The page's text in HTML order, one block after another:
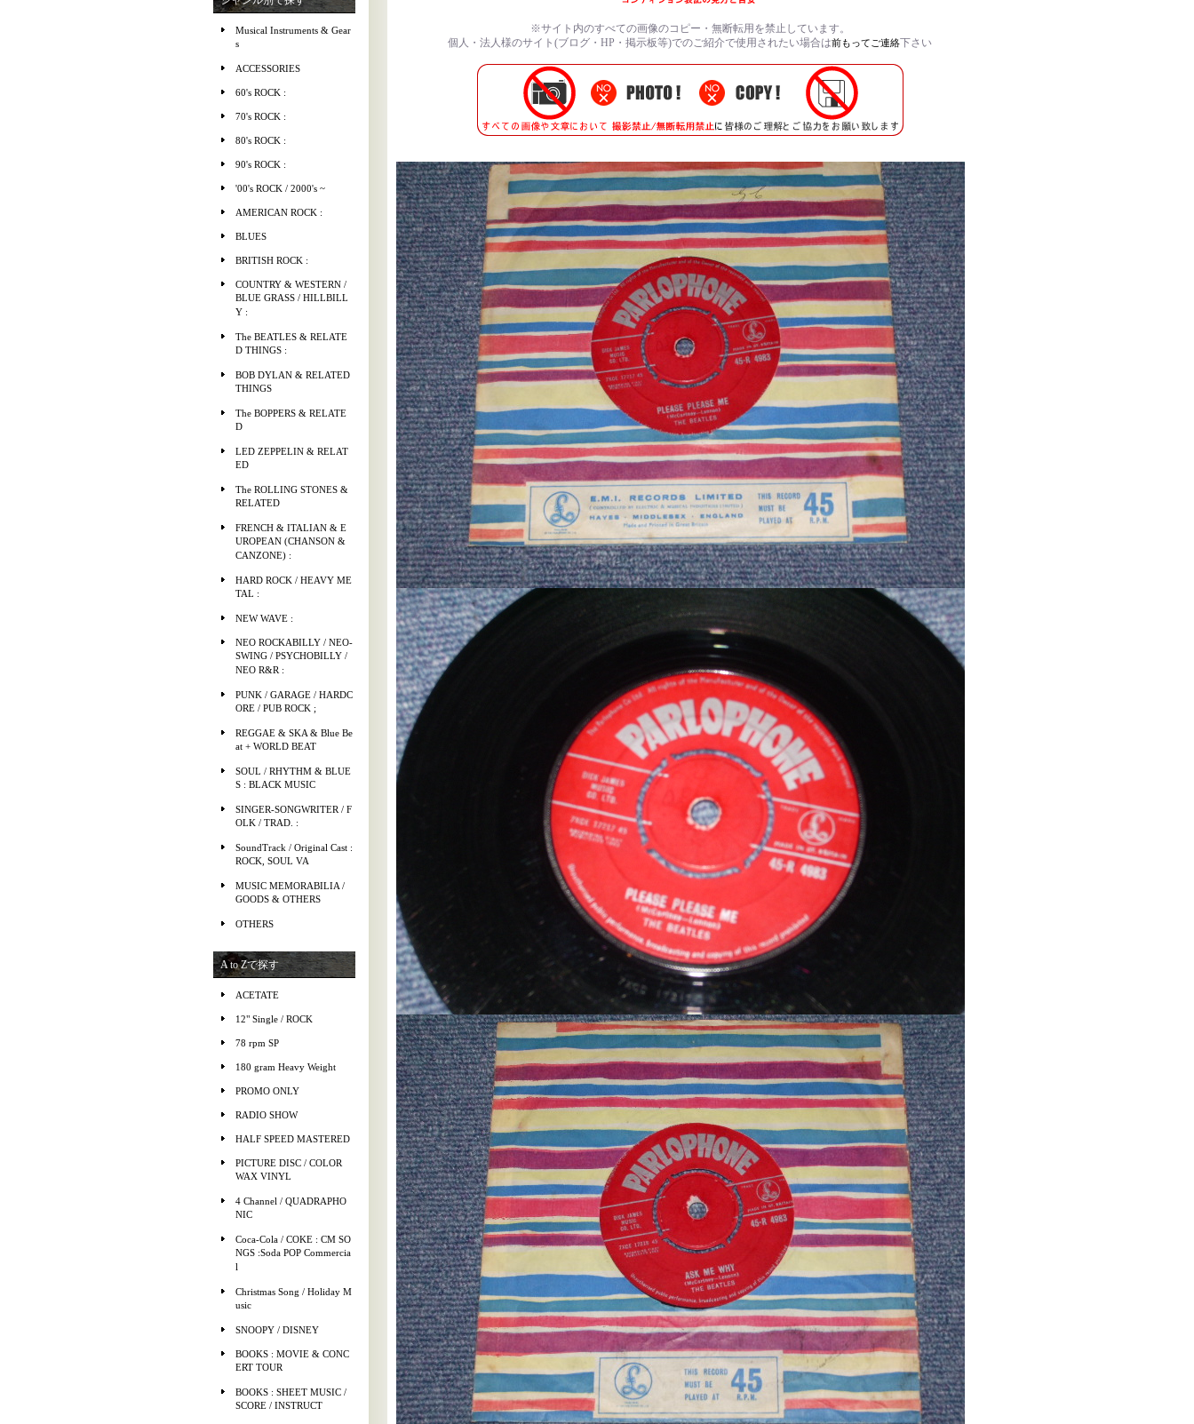
Musical Instruments & Gear
s
ACCESSORIES
60's ROCK :
70's ROCK :
80's ROCK :
90's ROCK :
'00's ROCK / 2000's ~
AMERICAN ROCK :
BLUES
BRITISH ROCK :
COUNTRY & WESTERN /
BLUE GRASS / HILLBILL
Y :
The BEATLES & RELATE
D THINGS :
BOB DYLAN & RELATED
THINGS
The BOPPERS & RELATE
D
LED ZEPPELIN & RELAT
ED
The ROLLING STONES &
RELATED
FRENCH & ITALIAN & E
UROPEAN (CHANSON &
CANZONE) :
HARD ROCK / HEAVY ME
TAL :
NEW WAVE :
NEO ROCKABILLY / NEO-
SWING / PSYCHOBILLY /
NEO R&R :
PUNK / GARAGE / HARDC
ORE / PUB ROCK ;
REGGAE & SKA & Blue Be
at + WORLD BEAT
SOUL / RHYTHM & BLUE
S : BLACK MUSIC
SINGER-SONGWRITER / F
OLK / TRAD. :
SoundTrack / Original Cast :
ROCK, SOUL VA
MUSIC MEMORABILIA /
GOODS & OTHERS
OTHERS
A to Zで探す
ACETATE
12" Single / ROCK
78 rpm SP
180 gram Heavy Weight
PROMO ONLY
RADIO SHOW
HALF SPEED MASTERED
PICTURE DISC / COLOR
WAX VINYL
4 Channel / QUADRAPHO
NIC
Coca-Cola / COKE : CM SO
NGS :Soda POP Commercia
l
Christmas Song / Holiday M
usic
SNOOPY / DISNEY
BOOKS : MOVIE & CONC
ERT TOUR
BOOKS : SHEET MUSIC /
SCORE / INSTRUCT
※サイト内のすべての画像のコピー・無断転用を禁止しています。
個人・法人様のサイト(ブログ・HP・掲示板等)でのご紹介で使用されたい場合は前もってご連絡下さい